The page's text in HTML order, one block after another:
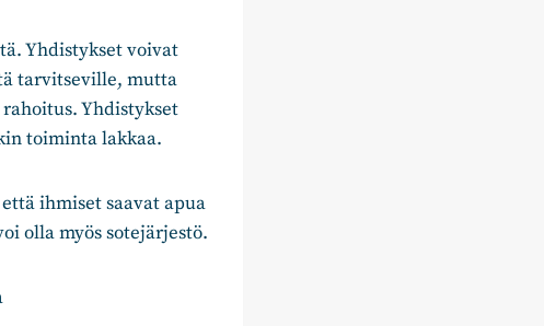
Yhdistykset voivat
tarvitseville, mutta
Yhdistykset
toiminta lakkaa.
ihmiset saavat apua
olla myös sotejärjestö.